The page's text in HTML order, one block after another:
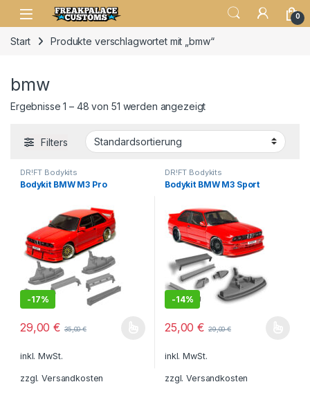
0
Start Produkte verschlagwortet mit „bmw“
bmw
Ergebnisse 1 – 48 von 51 werden angezeigt
Filters
DR!FT Bodykits
Bodykit BMW M3 Pro
-17%
29,00€ 35,00€
Dieses Produkt weist mehrere Varianten auf. Die Optionen
inkl. MwSt.
zzgl.Versandkosten
DR!FT Bodykits
Bodykit BMW M3 Sport
-14%
25,00€ 29,00€
Dieses Produkt weist mehrere
inkl. MwSt.
zzgl.Versandkosten